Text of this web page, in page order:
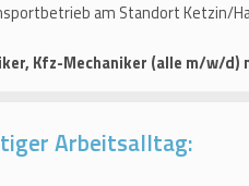
am Standort Ketzin/
Kfz-Mechaniker (alle m/w/
Arbeitsalltag: